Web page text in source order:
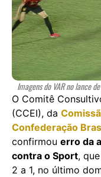
Imagens do VAR no lance
O Comitê
(CCEI), da
Confederação
confirmou erro da
contra o Sport,
2 a 1, no último